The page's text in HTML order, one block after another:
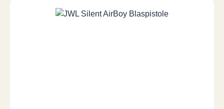
Bildergalerie überspringen